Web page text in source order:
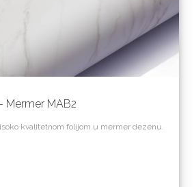
Mermer MAB2
kvalitetnom folijom u mermer dezenu.